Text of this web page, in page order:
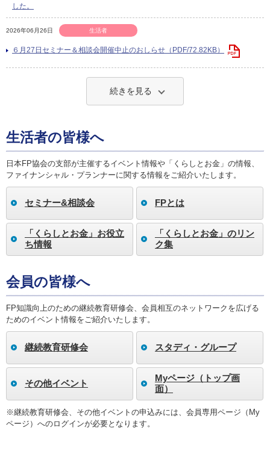
した。
2026年06月26日 生活者
６月27日セミナー＆相談会開催中止のおしらせ（PDF/72.82KB）
続きを見る
生活者の皆様へ
日本FP協会の支部が主催するイベント情報や「くらしとお金」の情報、
ファイナンシャル・プランナーに関する情報をご紹介いたします。
セミナー&相談会 FPとは
「くらしとお金」お役立
ち情報
「くらしとお金」のリン
ク集
会員の皆様へ
FP知識向上のための継続教育研修会、会員相互のネットワークを広げる
ためのイベント情報をご紹介いたします。
継続教育研修会 スタディ・グループ
その他イベント
Myページ（トップ画
面）
※継続教育研修会、その他イベントの申込みには、会員専用ページ（My
ページ）へのログインが必要となります。